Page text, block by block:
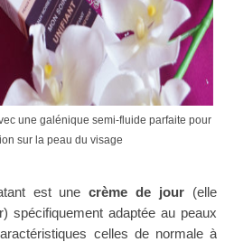
une galénique semi-fluide parfaite pour
sur la peau du visage
est unecrème de jour (elle
spécifiquement adaptée au peaux
celles de normale à